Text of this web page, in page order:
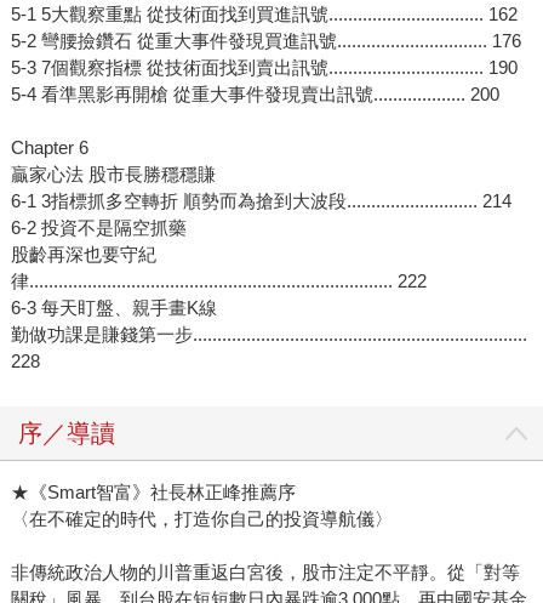
5-1 5大觀察重點 從技術面找到買進訊號................................ 162
5-2 彎腰撿鑽石 從重大事件發現買進訊號............................... 176
5-3 7個觀察指標 從技術面找到賣出訊號................................ 190
5-4 看準黑影再開槍 從重大事件發現賣出訊號................... 200
Chapter 6
贏家心法 股市長勝穩穩賺
6-1 3指標抓多空轉折 順勢而為搶到大波段........................... 214
6-2 投資不是隔空抓藥
股齡再深也要守紀
律........................................................................... 222
6-3 每天盯盤、親手畫K線
勤做功課是賺錢第一步.....................................................................
228
序／導讀
★《Smart智富》社長林正峰推薦序
〈在不確定的時代，打造你自己的投資導航儀〉
非傳統政治人物的川普重返白宮後，股市注定不平靜。從「對等
關稅」風暴，到台股在短短數日內暴跌逾3,000點、再由國安基金